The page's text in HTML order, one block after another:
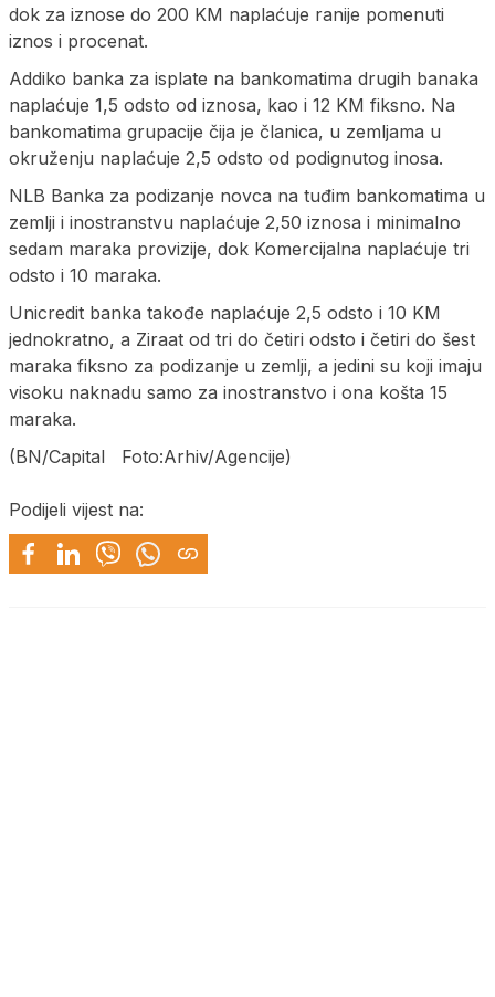
dok za iznose do 200 KM naplaćuje ranije pomenuti
iznos i procenat.
Addiko banka za isplate na bankomatima drugih banaka
naplaćuje 1,5 odsto od iznosa, kao i 12 KM fiksno. Na
bankomatima grupacije čija je članica, u zemljama u
okruženju naplaćuje 2,5 odsto od podignutog inosa.
NLB Banka za podizanje novca na tuđim bankomatima u
zemlji i inostranstvu naplaćuje 2,50 iznosa i minimalno
sedam maraka provizije, dok Komercijalna naplaćuje tri
odsto i 10 maraka.
Unicredit banka takođe naplaćuje 2,5 odsto i 10 KM
jednokratno, a Ziraat od tri do četiri odsto i četiri do šest
maraka fiksno za podizanje u zemlji, a jedini su koji imaju
visoku naknadu samo za inostranstvo i ona košta 15
maraka.
(BN/Capital Foto:Arhiv/Agencije)
Podijeli vijest na: